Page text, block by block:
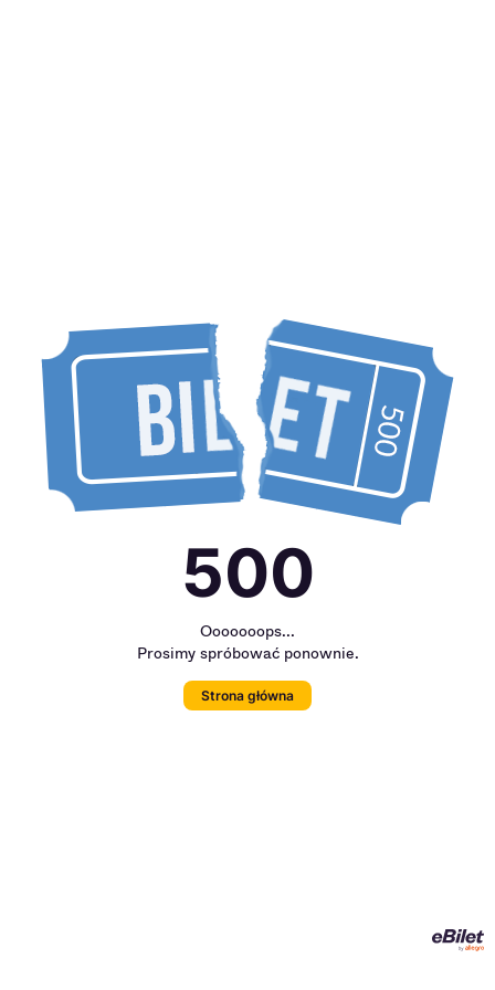
500
Ooooooops...
Prosimy spróbować ponownie.
Strona główna